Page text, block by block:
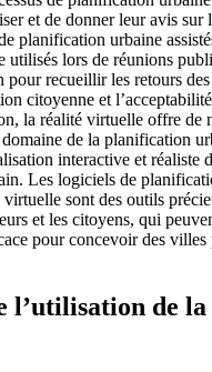
et de donner leur avis sur
planification urbaine
utilisés lors de réunions
pour recueillir les retours
citoyenne et
la réalité virtuelle offre de
de la planification
interactive et réaliste
Les logiciels de
virtuelle sont des outils
et les citoyens, qui
pour concevoir des villes
l’utilisation de